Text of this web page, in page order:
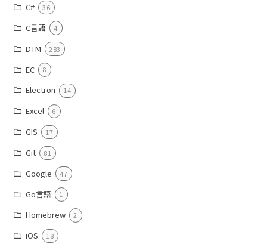
C# 36
C言語 4
DTM 283
EC 8
Electron 14
Excel 6
GIS 17
Git 81
Google 47
Go言語 1
Homebrew 2
iOS 18